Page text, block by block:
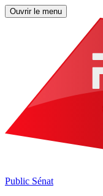
Ouvrir le menu
Public Sénat